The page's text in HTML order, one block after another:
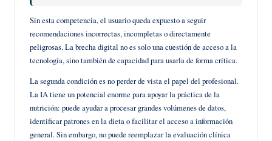
Sin esta competencia, el usuario queda expuesto a seguir
recomendaciones incorrectas, incompletas o directamente
peligrosas. La brecha digital no es solo una cuestión de acceso a la
tecnología, sino también de capacidad para usarla de forma crítica.
La segunda condición es no perder de vista el papel del profesional.
La IA tiene un potencial enorme para apoyar la práctica de la
nutrición: puede ayudar a procesar grandes volúmenes de datos,
identificar patrones en la dieta o facilitar el acceso a información
general. Sin embargo, no puede reemplazar la evaluación clínica